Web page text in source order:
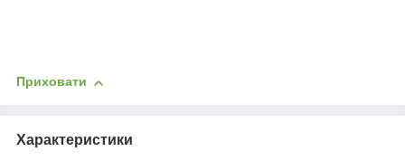
Приховати
Характеристики